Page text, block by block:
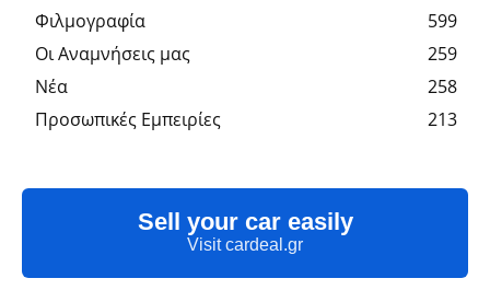
Φιλμογραφία
599
Οι Αναμνήσεις μας
259
Νέα
258
Προσωπικές Εμπειρίες
213
Sell your car easily
Visit cardeal.gr